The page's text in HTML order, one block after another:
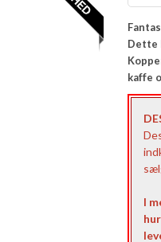
Dette
kaffe
I